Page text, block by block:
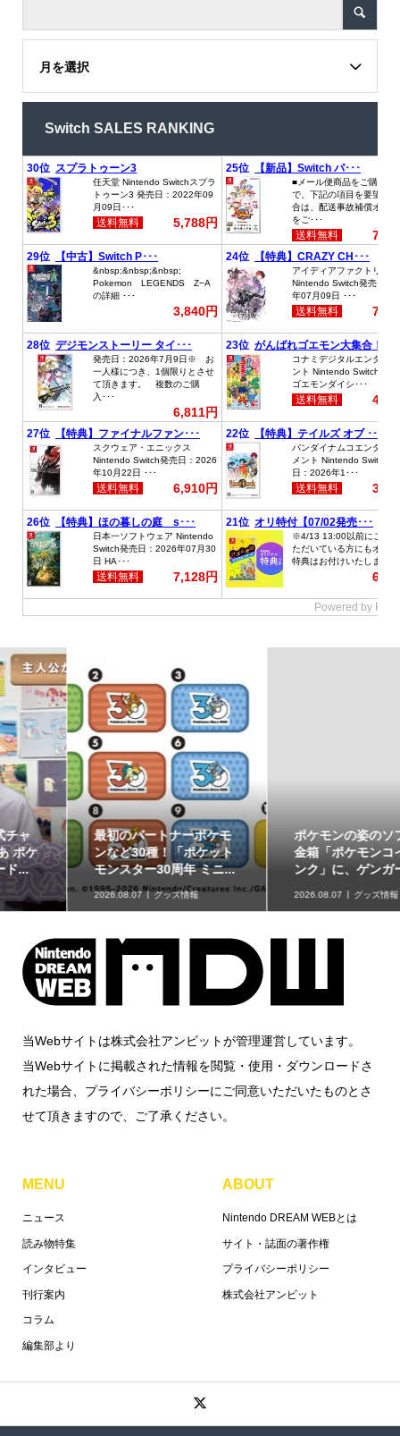
月を選択
Switch SALES RANKING
ポケモンの姿のソフビ貯
金箱「ポケモンコインバ
ンク」に、ゲンガーな...
2026.08.07 グッズ情報
8月7日より事前抽選開
始！ 高知県にて「N響メ
ンバーによるポケモン...
2026.08.07 イベント情報
当Webサイトは株式会社アンビットが管理運営しています。
当Webサイトに掲載された情報を閲覧・使用・ダウンロードさ
れた場合、プライバシーポリシーにご同意いただいたものとさ
せて頂きますので、ご了承ください。
MENU
ニュース
読み物特集
インタビュー
刊行案内
コラム
編集部より
ABOUT
Nintendo DREAM WEBとは
サイト・誌面の著作権
プライバシーポリシー
株式会社アンビット